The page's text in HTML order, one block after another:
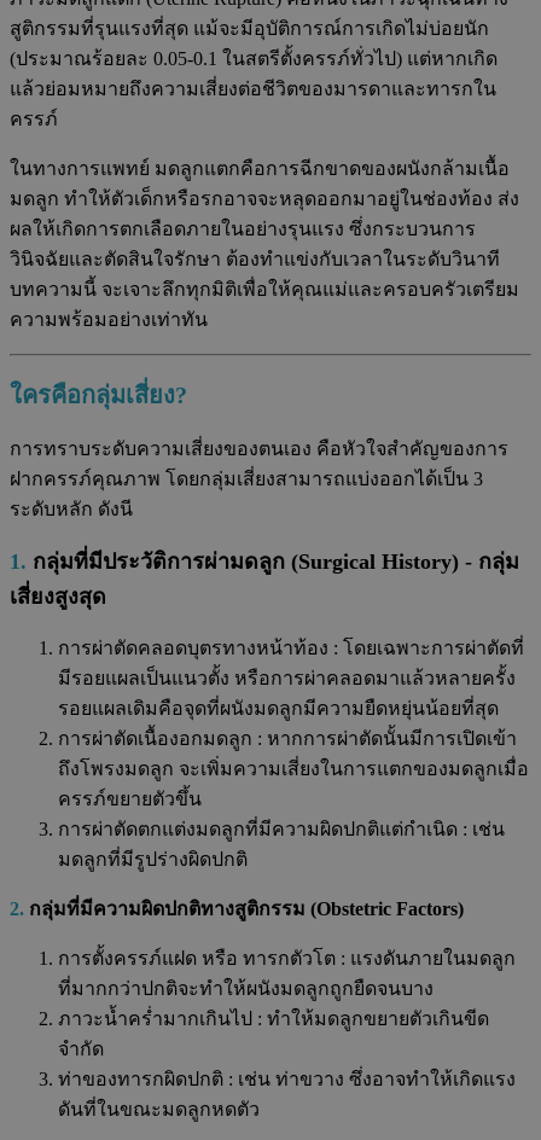
สูติกรรมที่รุนแรงที่สุด แม้จะมีอุบัติการณ์การเกิดไม่บ่อยนัก
(ประมาณร้อยละ 0.05-0.1 ในสตรีตั้งครรภ์ทั่วไป) แต่หากเกิด
แล้วย่อมหมายถึงความเสี่ยงต่อชีวิตของมารดาและทารกใน
ครรภ์
ในทางการแพทย์ มดลูกแตกคือการฉีกขาดของผนังกล้ามเนื้อ
มดลูก ทำให้ตัวเด็กหรือรกอาจจะหลุดออกมาอยู่ในช่องท้อง ส่ง
ผลให้เกิดการตกเลือดภายในอย่างรุนแรง ซึ่งกระบวนการ
วินิจฉัยและตัดสินใจรักษา ต้องทำแข่งกับเวลาในระดับวินาที
บทความนี้ จะเจาะลึกทุกมิติเพื่อให้คุณแม่และครอบครัวเตรียม
ความพร้อมอย่างเท่าทัน
ใครคือกลุ่มเสี่ยง?
การทราบระดับความเสี่ยงของตนเอง คือหัวใจสำคัญของการ
ฝากครรภ์คุณภาพ โดยกลุ่มเสี่ยงสามารถแบ่งออกได้เป็น 3
ระดับหลัก ดังนี
1. กลุ่มที่มีประวัติการผ่ามดลูก (Surgical History) - กลุ่ม
เสี่ยงสูงสุด
การผ่าตัดคลอดบุตรทางหน้าท้อง : โดยเฉพาะการผ่าตัดที่
มีรอยแผลเป็นแนวตั้ง หรือการผ่าคลอดมาแล้วหลายครั้ง
รอยแผลเดิมคือจุดที่ผนังมดลูกมีความยืดหยุ่นน้อยที่สุด
การผ่าตัดเนื้องอกมดลูก : หากการผ่าตัดนั้นมีการเปิดเข้า
ถึงโพรงมดลูก จะเพิ่มความเสี่ยงในการแตกของมดลูกเมื่อ
ครรภ์ขยายตัวขึ้น
การผ่าตัดตกแต่งมดลูกที่มีความผิดปกติแต่กำเนิด : เช่น
มดลูกที่มีรูปร่างผิดปกติ
2. กลุ่มที่มีความผิดปกติทางสูติกรรม (Obstetric Factors)
การตั้งครรภ์แฝด หรือ ทารกตัวโต : แรงดันภายในมดลูก
ที่มากกว่าปกติจะทำให้ผนังมดลูกถูกยืดจนบาง
ภาวะน้ำคร่ำมากเกินไป : ทำให้มดลูกขยายตัวเกินขีด
จำกัด
ท่าของทารกผิดปกติ : เช่น ท่าขวาง ซึ่งอาจทำให้เกิดแรง
ดันที่ในขณะมดลูกหดตัว